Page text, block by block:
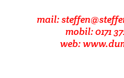
mail:
mobil: 0171
web: